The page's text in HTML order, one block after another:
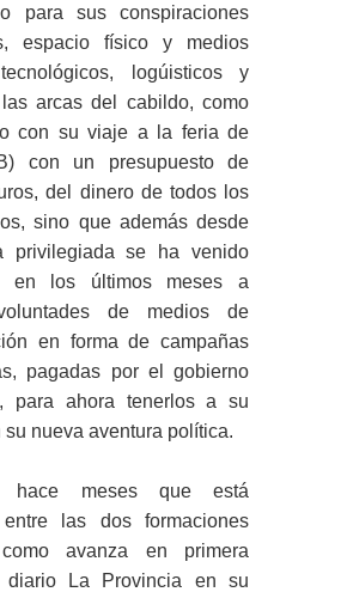
para sus conspiraciones
espacio físico y medios
logúisticos y
arcas del cabildo, como
con su viaje a la feria de
con un presupuesto de
del dinero de todos los
sino que además desde
privilegiada se ha venido
en los últimos meses a
de medios de
en forma de campañas
pagadas por el gobierno
para ahora tenerlos a su
su nueva aventura política.
hace meses que está
entre las dos formaciones
avanza en primera
diario La Provincia en su